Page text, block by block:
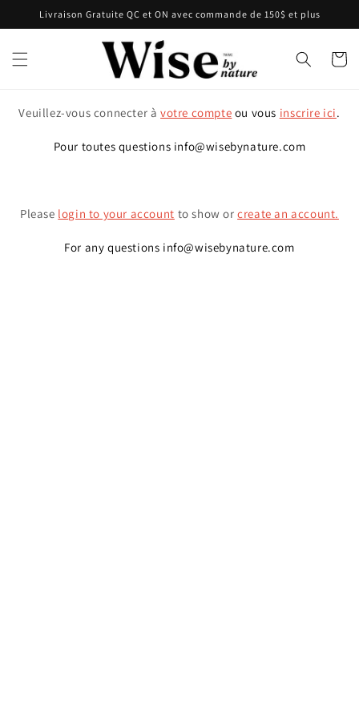
et passer
au
Livraison Gratuite QC et ON avec commande de 150$ et plus
Panier
Veuillez-vous connecter à votre compte ou vous inscrire ici.
Pour toutes questions info@wisebynature.com
Please login to your account to show orcreate an account.
For any questions info@wisebynature.com